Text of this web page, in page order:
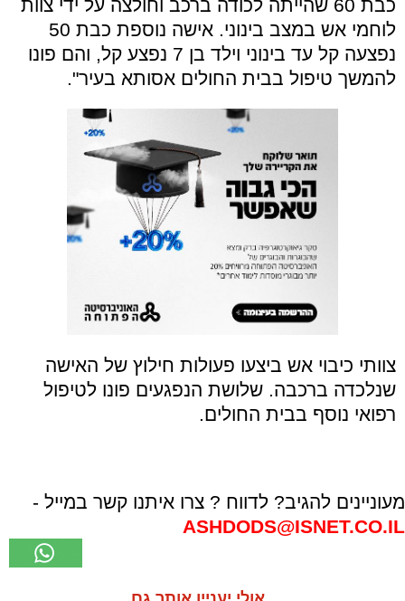
כבת 60 שהייתה לכודה ברכב וחולצה על ידי צוות
לוחמי אש במצב בינוני. אישה נוספת כבת 50
נפצעה קל עד בינוני וילד בן 7 נפצע קל, והם פונו
להמשך טיפול בבית החולים אסותא בעיר".
צוותי כיבוי אש ביצעו פעולות חילוץ של האישה
שנלכדה ברכבה. שלושת הנפגעים פונו לטיפול
רפואי נוסף בבית החולים.
מעוניינים להגיב? לדווח ? צרו איתנו קשר במייל -
ASHDODS@ISNET.CO.IL